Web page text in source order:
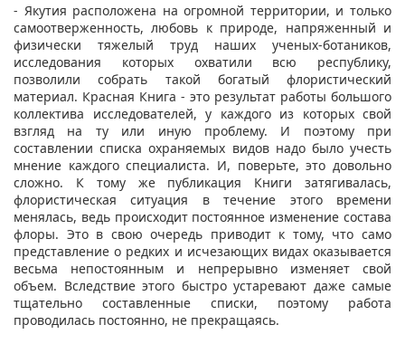
- Якутия расположена на огромной территории, и только
самоотверженность, любовь к природе, напряженный и
физически тяжелый труд наших ученых-ботаников,
исследования которых охватили всю республику,
позволили собрать такой богатый флористический
материал. Красная Книга - это результат работы большого
коллектива исследователей, у каждого из которых свой
взгляд на ту или иную проблему. И поэтому при
составлении списка охраняемых видов надо было учесть
мнение каждого специалиста. И, поверьте, это довольно
сложно. К тому же публикация Книги затягивалась,
флористическая ситуация в течение этого времени
менялась, ведь происходит постоянное изменение состава
флоры. Это в свою очередь приводит к тому, что само
представление о редких и исчезающих видах оказывается
весьма непостоянным и непрерывно изменяет свой
объем. Вследствие этого быстро устаревают даже самые
тщательно составленные списки, поэтому работа
проводилась постоянно, не прекращаясь.